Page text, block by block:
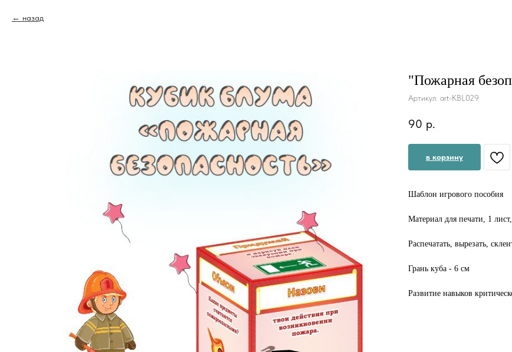
назад
"Пожарная
Артикул: art-KBL029
90 р.
в корзину
Шаблон игрового пособия
Материал для печати, 1
Распечатать, вырезать,
Грань куба - 6 см
Развитие навыков